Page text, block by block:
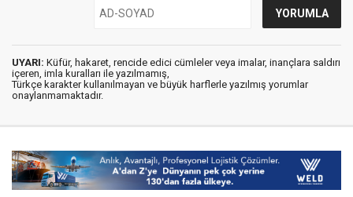
UYARI: Küfür, hakaret, rencide edici cümleler veya imalar, inançlara saldırı
içeren, imla kuralları ile yazılmamış,
Türkçe karakter kullanılmayan ve büyük harflerle yazılmış yorumlar
onaylanmamaktadır.